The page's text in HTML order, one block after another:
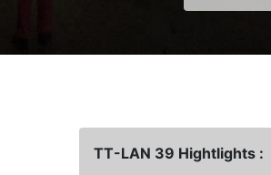
TT-LAN 39 Hightlights :